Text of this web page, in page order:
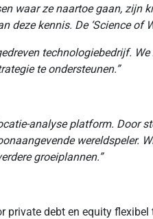
waar ze naartoe gaan, zijn
kennis. De ‘Science of
technologiebedrijf.
te ondersteunen.”
analyse platform. Door
wereldspeler.
groeiplannen.”
debt en equity